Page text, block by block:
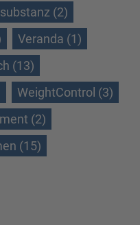
(2)
Veranda (1)
(13)
WeightControl (3)
(2)
(15)